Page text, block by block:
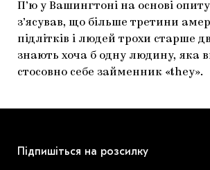
П’ю у Вашингтоні на основі
з’ясував, що більше третини
підлітків і людей трохи старше
знають хоча б одну людину, яка
стосовно себе займенник «they».
Підпишіться на розсилку